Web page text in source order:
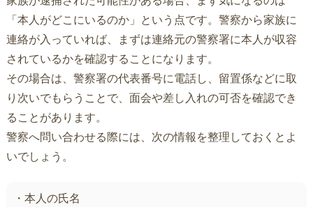
「本人がどこにいるのか」という点です。警察から家族に
連絡が入っていれば、まずは連絡元の警察署に本人が収容
されているかを確認することになります。
その場合は、警察署の代表番号に電話し、留置係などに取
り次いでもらうことで、面会や差し入れの可否を確認でき
ることがあります。
警察へ問い合わせる際には、次の情報を整理しておくとよ
いでしょう。
・本人の氏名